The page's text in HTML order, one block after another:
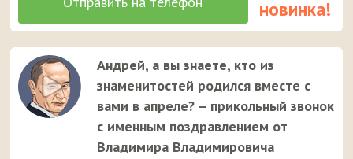
Андрей, а вы знаете, кто из
знаменитостей родился вместе с
вами в апреле? – прикольный звонок
с именным поздравлением от
Владимира Владимировича